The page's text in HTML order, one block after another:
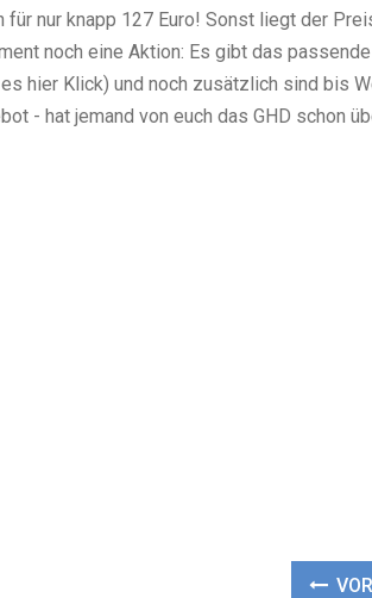
für nur knapp 127 Euro! Sonst liegt der
noch eine Aktion: Es gibt das
hier Klick) und noch zusätzlich sind bis
- hat jemand von euch das GHD schon